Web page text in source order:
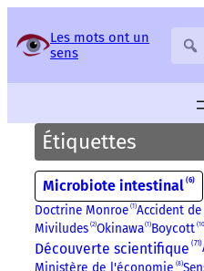
Les mots ont un
sens
Étiquettes
Microbiote intestinal 6
Doctrine Monroe 1 Accident
Miviludes 2 Okinawa 1 Boycott 10
Découverte scientifique 71
Ministère de l'économie 8
Panneau de gestion des services